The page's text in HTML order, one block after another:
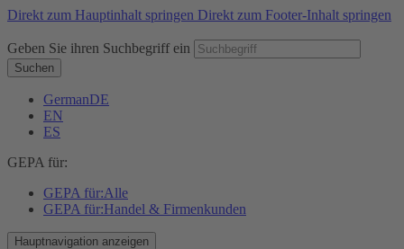
Direkt zum Hauptinhalt springen Direkt zum Footer-Inhalt springen
Geben Sie ihren Suchbegriff ein
Suchen
GermanDE
EN
ES
GEPA für:
GEPA für:Alle
GEPA für:Handel & Firmenkunden
Hauptnavigation anzeigen